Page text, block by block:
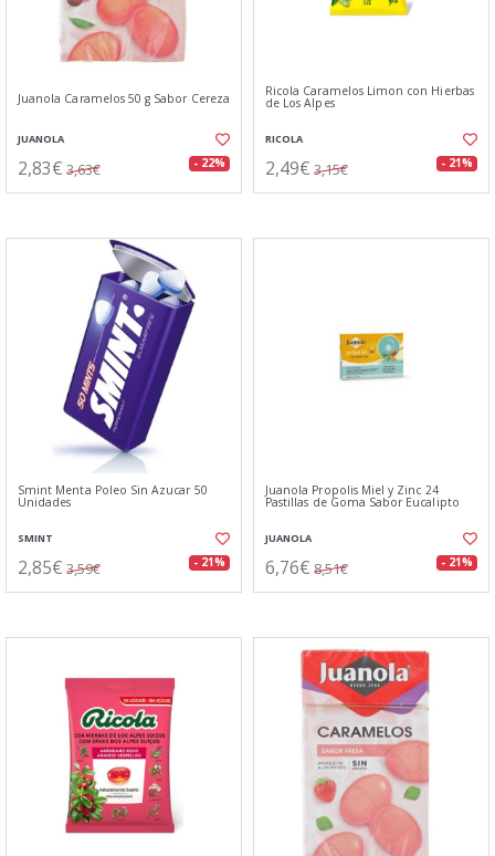
Juanola Caramelos 50 g Sabor Cereza
JUANOLA
2,83€ 3,63€ - 22%
Ricola Caramelos Limon con Hierbas
de Los Alpes
RICOLA
2,49€ 3,15€ - 21%
Smint Menta Poleo Sin Azucar 50
Unidades
SMINT
2,85€ 3,59€ - 21%
Juanola Propolis Miel y Zinc 24
Pastillas de Goma Sabor Eucalipto
JUANOLA
6,76€ 8,51€ - 21%